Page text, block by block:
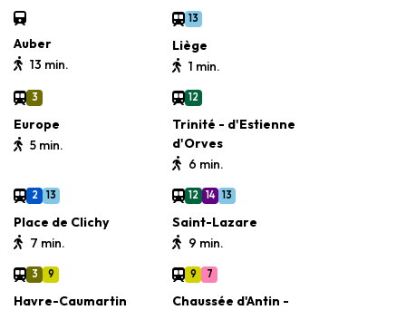
Auber
13 min.
13
Liège
1 min.
3
Europe
5 min.
12
Trinité - d'Estienne
d'Orves
6 min.
2 13
Place de Clichy
7 min.
12 14 13
Saint-Lazare
9 min.
3 9
Havre-Caumartin
9 7
Chaussée d'Antin -